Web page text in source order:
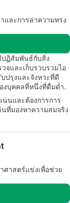
ละการล่าความทรง
ปฏิสัมพันธ์กับสิ่ง
จและเก็บรวบรวมไอ
ปรุงและจังหวะที่ดี
งบุคคลที่หนึ่งที่ดื่มด่ำ.
น่นและต้องการการ
ที่มองหาความสมจริง
าสตร์แข่งเพื่อช่วย